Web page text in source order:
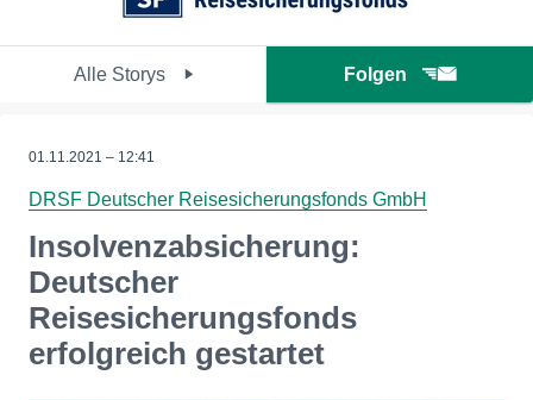
Alle Storys Folgen
01.11.2021 – 12:41
DRSF Deutscher Reisesicherungsfonds GmbH
Insolvenzabsicherung:
Deutscher
Reisesicherungsfonds
erfolgreich gestartet